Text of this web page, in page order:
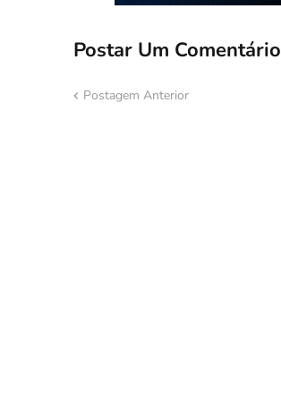
Postar Um Comentário
Postagem Anterior